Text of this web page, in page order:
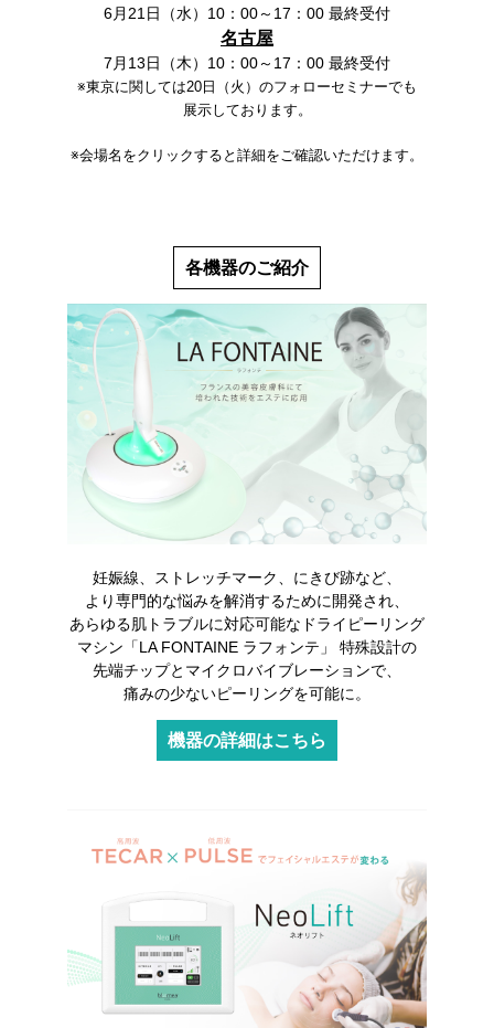
6月21日（水）10：00～17：00 最終受付
名古屋
7月13日（木）10：00～17：00 最終受付
※東京に関しては20日（火）のフォローセミナーでも
展示しております。
※会場名をクリックすると詳細をご確認いただけます。
各機器のご紹介
妊娠線、ストレッチマーク、にきび跡など、
より専門的な悩みを解消するために開発され、
あらゆる肌トラブルに対応可能な ドライピーリング
マシン「LA FONTAINE ラフォンテ」 特殊設計の
先端チップとマイクロバイブレーションで、
痛みの少ないピーリングを可能に。
機器の詳細はこちら